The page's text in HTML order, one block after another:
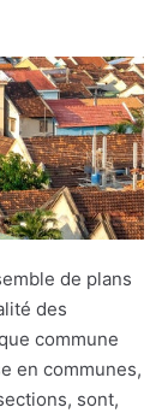
de plans
des
commune
en communes,
sont,